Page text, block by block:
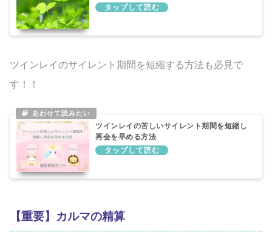
ツインレイのサイレント期間を短縮する方法も必見で
す！！
ツインレイの苦しいサイレント期間を短縮し
再会を早める方法
【重要】カルマの精算